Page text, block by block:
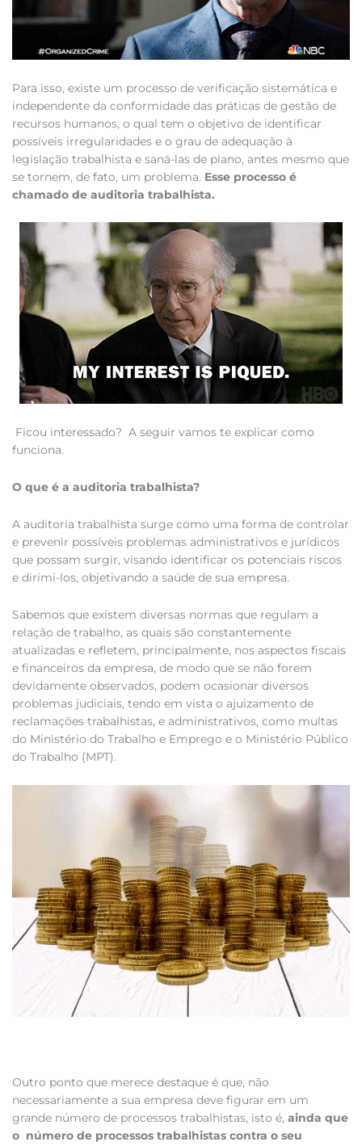
Para isso, existe um processo de verificação sistemática e
independente da conformidade das práticas de gestão de
recursos humanos, o qual tem o objetivo de identificar
possíveis irregularidades e o grau de adequação à
legislação trabalhista e saná-las de plano, antes mesmo que
se tornem, de fato, um problema. Esse processo é
chamado de auditoria trabalhista.
Ficou interessado? A seguir vamos te explicar como
funciona.
O que é a auditoria trabalhista?
A auditoria trabalhista surge como uma forma de controlar
e prevenir possíveis problemas administrativos e jurídicos
que possam surgir, visando identificar os potenciais riscos
e dirimi-los, objetivando a saúde de sua empresa.
Sabemos que existem diversas normas que regulam a
relação de trabalho, as quais são constantemente
atualizadas e refletem, principalmente, nos aspectos fiscais
e financeiros da empresa, de modo que se não forem
devidamente observados, podem ocasionar diversos
problemas judiciais, tendo em vista o ajuizamento de
reclamações trabalhistas, e administrativos, como multas
do Ministério do Trabalho e Emprego e o Ministério Público
do Trabalho (MPT).
Outro ponto que merece destaque é que, não
necessariamente a sua empresa deve figurar em um
grande número de processos trabalhistas, isto é, ainda que
o número de processos trabalhistas contra o seu